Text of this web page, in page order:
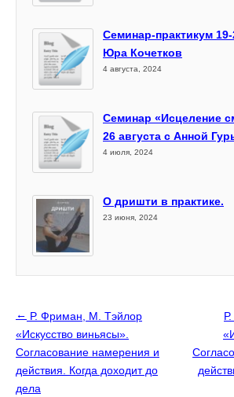
Семинар-практикум 19-
Юра Кочетков
4 августа, 2024
Семинар «Исцеление
26 августа с Анной
4 июля, 2024
О дришти в практике.
23 июня, 2024
← Р. Фриман, М. Тэйлор
«Искусство виньясы».
Согласование намерения и
действия. Когда доходит до
дела